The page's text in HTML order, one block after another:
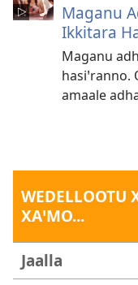
Maganu
Ikkitara
Maganu
amaale
WEDELLOOTU
XAꞌMO...
Jaalla